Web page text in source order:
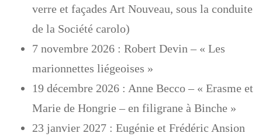
verre et façades Art Nouveau, sous la conduite
de la Société carolo)
7 novembre 2026 : Robert Devin – « Les
marionnettes liégeoises »
19 décembre 2026 : Anne Becco – « Erasme et
Marie de Hongrie – en filigrane à Binche »
23 janvier 2027 : Eugénie et Frédéric Ansion